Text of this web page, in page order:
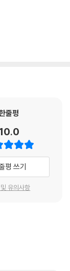
줄평
평 쓰기
유의사항